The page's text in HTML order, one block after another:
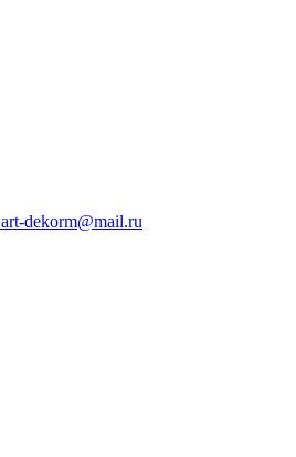
art-dekorm@mail.ru